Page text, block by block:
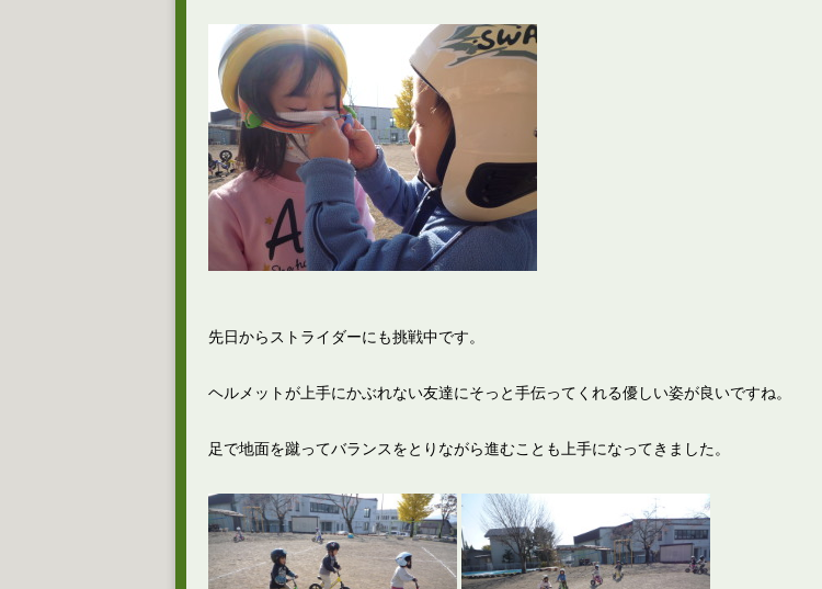
先日からストライダーにも挑戦中です。
ヘルメットが上手にかぶれない友達にそっと手伝ってくれる優しい姿が良いですね。
足で地面を蹴ってバランスをとりながら進むことも上手になってきました。